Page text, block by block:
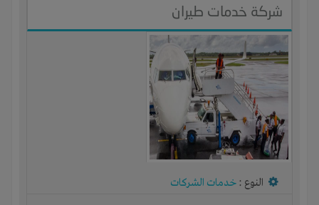
شركة خدمات طيران
النوع : خدمات الشركات